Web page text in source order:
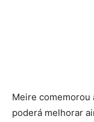
Meire comemorou
poderá melhorar